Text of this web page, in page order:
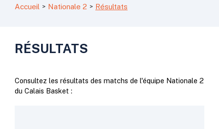
Accueil Nationale 2 Résultats
RÉSULTATS
Consultez les résultats des matchs de l'équipe Nationale 2
du Calais Basket :